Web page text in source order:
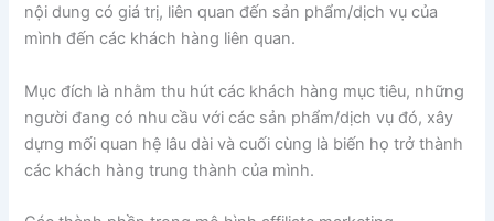
nội dung có giá trị, liên quan đến sản phẩm/dịch vụ của
mình đến các khách hàng liên quan.
Mục đích là nhằm thu hút các khách hàng mục tiêu, những
người đang có nhu cầu với các sản phẩm/dịch vụ đó, xây
dựng mối quan hệ lâu dài và cuối cùng là biến họ trở thành
các khách hàng trung thành của mình.